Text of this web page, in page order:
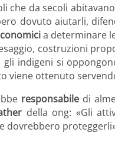
che da secoli
dovuto aiutarli,
a determinare
costruzioni
indigeni si
viene ottenuto
responsabile di
della ong: «Gli
dovrebbero